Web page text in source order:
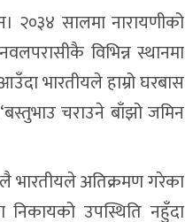
२०३४ सालमा नारायणीको
विभिन्न स्थानमा
भारतीयले हाम्रो घरबास
चराउने बाँझो जमिन
भारतीयले अतिक्रमण गरेका
उपस्थिति नहुँदा